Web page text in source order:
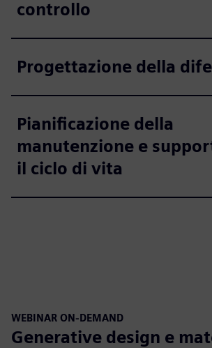
controllo
Progettazione della
Pianificazione della
manutenzione e
il ciclo di vita
WEBINAR ON-DEMAND
Generative design e